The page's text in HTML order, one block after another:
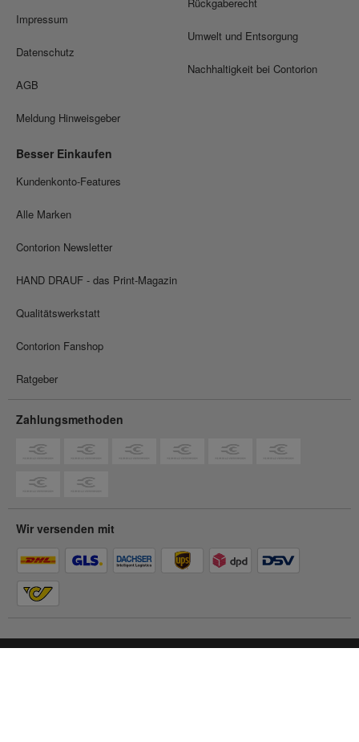
Impressum
Datenschutz
AGB
Meldung Hinweisgeber
Umwelt und Entsorgung
Nachhaltigkeit bei Contorion
Besser Einkaufen
Kundenkonto-Features
Alle Marken
Contorion Newsletter
HAND DRAUF - das Print-Magazin
Qualitätswerkstatt
Contorion Fanshop
Ratgeber
Zahlungsmethoden
Wir versenden mit